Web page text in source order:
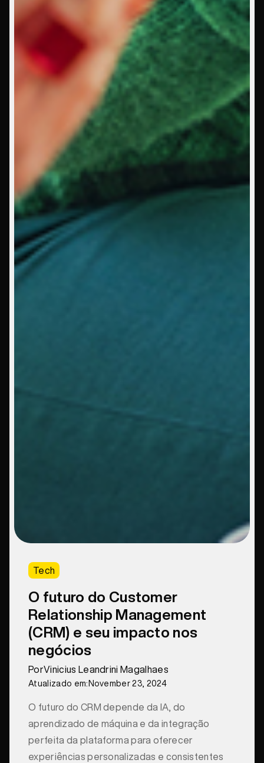
Tech
O futuro do Customer
Relationship Management
(CRM) e seu impacto nos
negócios
PorVinicius Leandrini Magalhaes
Atualizado em: November 23, 2024
O futuro do CRM depende da IA, do
aprendizado de máquina e da integração
perfeita da plataforma para oferecer
experiências personalizadas e consistentes